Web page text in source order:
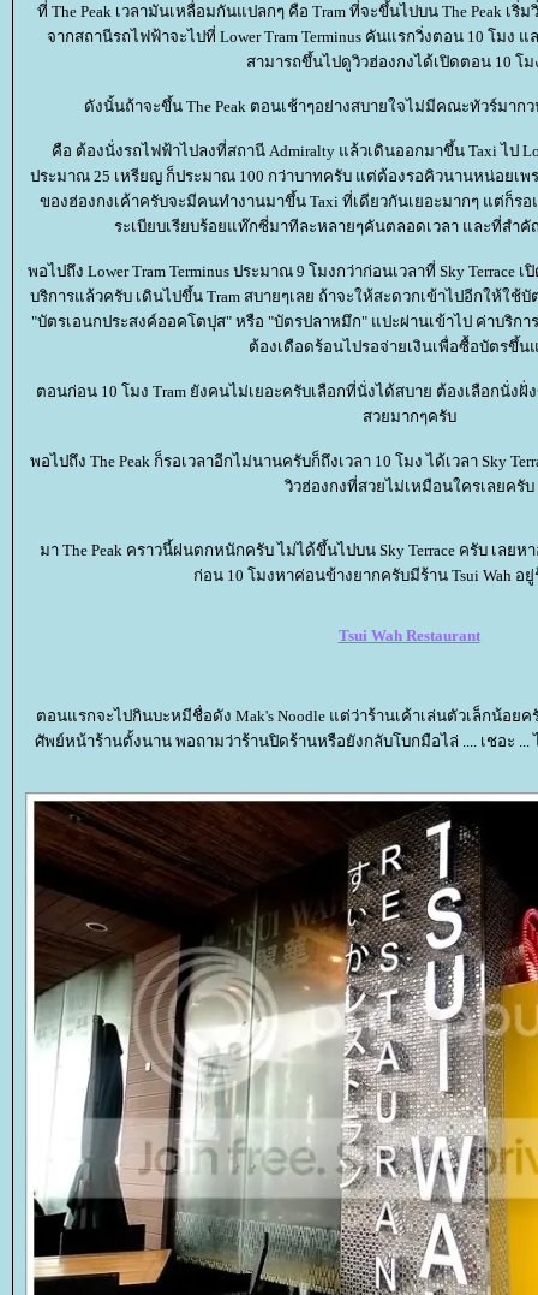
ที่ The Peak เวลามันเหลื่อมกันแปลกๆ คือ Tram ที่จะขึ้นไปบน The Peak เริ่
จากสถานีรถไฟฟ้าจะไปที่ Lower Tram Terminus คันแรกวิ่งตอน 10 โมง แ
สามารถขึ้นไปดูวิวฮ่องกงได้เปิดตอน 10 โม
ดังนั้นถ้าจะขึ้น The Peak ตอนเช้าๆอย่างสบายใจไม่มีคณะทัวร์มา
คือ ต้องนั่งรถไฟฟ้าไปลงที่สถานี Admiralty แล้วเดินออกมาขึ้น Taxi ไป
ประมาณ 25 เหรียญ ก็ประมาณ 100 กว่าบาทครับ แต่ต้องรอคิวนานหน่อยเพร
ของฮ่องกงเค้าครับจะมีคนทำงานมาขึ้น Taxi ที่เดียวกันเยอะมากๆ แต่ก็ร
ระเบียบเรียบร้อยแท๊กซี่มาทีละหลายๆคันตลอดเวลา และที่สำคั
พอไปถึง Lower Tram Terminus ประมาณ 9 โมงกว่าก่อนเวลาที่ Sky Terrace
บริการแล้วครับ เดินไปขึ้น Tram สบายๆเลย ถ้าจะให้สะดวกเข้าไปอีกให้ใช้
"บัตรเอนกประสงค์ออคโตปุส" หรือ "บัตรปลาหมึก" แปะผ่านเข้าไป ค่าบริกา
ต้องเดือดร้อนไปรอจ่ายเงินเพื่อซื้อบัตรขึ้น
ตอนก่อน 10 โมง Tram ยังคนไม่เยอะครับเลือกที่นั่งได้สบาย ต้องเลือกนั่งฝั่
สวยมากๆครับ
พอไปถึง The Peak ก็รอเวลาอีกไม่นานครับก็ถึงเวลา 10 โมง ได้เวลา Sky
วิวฮ่องกงที่สวยไม่เหมือนใครเลยครับ
มา The Peak คราวนี้ฝนตกหนักครับ ไม่ได้ขึ้นไปบน Sky Terrace ครับ เลย
ก่อน 10 โมงหาค่อนข้างยากครับมีร้าน Tsui Wah อ
Tsui Wah Restaurant
ตอนแรกจะไปกินบะหมีชื่อดัง Mak's Noodle แต่ว่าร้านเค้าเล่นตัวเล็กน้อยค
ศัพย์หน้าร้านตั้งนาน พอถามว่าร้านปิดร้านหรือยังกลับโบกมือไล่ .... เชอะ